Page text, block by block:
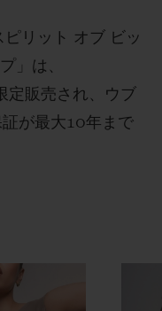
リット オブ ビッ
」は、
販売され、ウブ
が最大10年まで